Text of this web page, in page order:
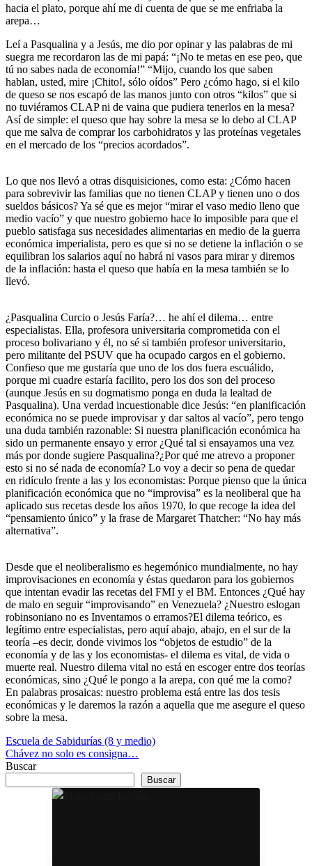
hacia el plato, porque ahí me di cuenta de que se me enfriaba la
arepa…
Leí a Pasqualina y a Jesús, me dio por opinar y las palabras de mi
suegra me recordaron las de mi papá: “¡No te metas en ese peo, que
tú no sabes nada de economía!” “Mijo, cuando los que saben
hablan, usted, mire ¡Chito!, sólo oídos” Pero ¿cómo hago, si el kilo
de queso se nos escapó de las manos junto con otros “kilos” que si
no tuviéramos CLAP ni de vaina que pudiera tenerlos en la mesa?
Así de simple: el queso que hay sobre la mesa se lo debo al CLAP
que me salva de comprar los carbohidratos y las proteínas vegetales
en el mercado de los “precios acordados”.
Lo que nos llevó a otras disquisiciones, como esta: ¿Cómo hacen
para sobrevivir las familias que no tienen CLAP y tienen uno o dos
sueldos básicos? Ya sé que es mejor “mirar el vaso medio lleno que
medio vacío” y que nuestro gobierno hace lo imposible para que el
pueblo satisfaga sus necesidades alimentarias en medio de la guerra
económica imperialista, pero es que si no se detiene la inflación o se
equilibran los salarios aquí no habrá ni vasos para mirar y diremos
de la inflación: hasta el queso que había en la mesa también se lo
llevó.
¿Pasqualina Curcio o Jesús Faría?… he ahí el dilema… entre
especialistas. Ella, profesora universitaria comprometida con el
proceso bolivariano y él, no sé si también profesor universitario,
pero militante del PSUV que ha ocupado cargos en el gobierno.
Confieso que me gustaría que uno de los dos fuera escuálido,
porque mi cuadre estaría facilito, pero los dos son del proceso
(aunque Jesús en su dogmatismo ponga en duda la lealtad de
Pasqualina). Una verdad incuestionable dice Jesús: “en planificación
económica no se puede improvisar y dar saltos al vacío”, pero tengo
una duda también razonable: Si nuestra planificación económica ha
sido un permanente ensayo y error ¿Qué tal si ensayamos una vez
más por donde sugiere Pasqualina?¿Por qué me atrevo a proponer
esto si no sé nada de economía? Lo voy a decir so pena de quedar
en ridículo frente a las y los economistas: Porque pienso que la única
planificación económica que no “improvisa” es la neoliberal que ha
aplicado sus recetas desde los años 1970, lo que recoge la idea del
“pensamiento único” y la frase de Margaret Thatcher: “No hay más
alternativa”.
Desde que el neoliberalismo es hegemónico mundialmente, no hay
improvisaciones en economía y éstas quedaron para los gobiernos
que intentan evadir las recetas del FMI y el BM. Entonces ¿Qué hay
de malo en seguir “improvisando” en Venezuela? ¿Nuestro eslogan
robinsoniano no es Inventamos o erramos?El dilema teórico, es
legítimo entre especialistas, pero aquí abajo, abajo, en el sur de la
teoría –es decir, donde vivimos los “objetos de estudio” de la
economía y de las y los economistas- el dilema es vital, de vida o
muerte real. Nuestro dilema vital no está en escoger entre dos teorías
económicas, sino ¿Qué le pongo a la arepa, con qué me la como?
En palabras prosaicas: nuestro problema está entre las dos tesis
económicas y le daremos la razón a aquella que me asegure el queso
sobre la mesa.
Navegación
de
entradas
Escuela de Sabidurías (8 y medio)
Chávez no solo es consigna…
Buscar
Buscar